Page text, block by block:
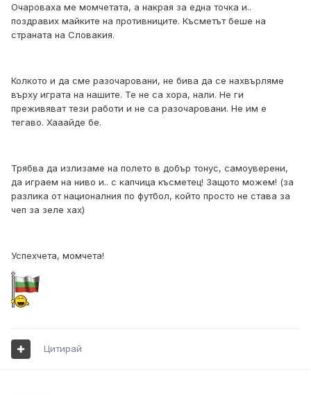
Очароваха ме момчетата, а накрая за една точка и..
поздравих майките на противниците. Късметът беше на
страната на Словакия.
Колкото и да сме разочаровани, не бива да се нахвърляме
върху играта на нашите. Те не са хора, нали. Не ги
преживяват тези работи и не са разочаровани. Не им е
тегаво. Хааайде бе.
Трябва да излизаме на полето в добър тонус, самоуверени,
да играем на ниво и.. с капчица късметец! Защото можем! (за
разлика от националния по футбол, който просто не става за
чеп за зеле хах)
Успехчета, момчета!
Цитирай